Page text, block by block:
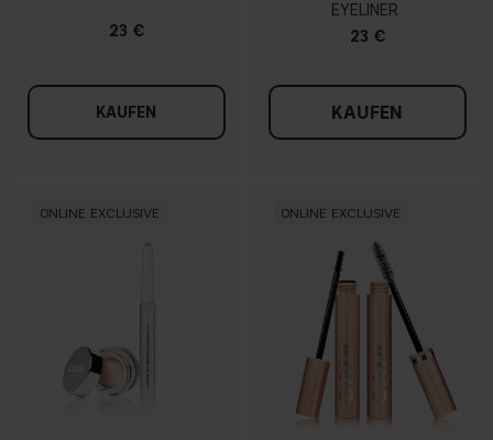
23 €
KAUFEN
EYELINER
23 €
KAUFEN
ONLINE EXCLUSIVE ONLINE EXCLUSIVE